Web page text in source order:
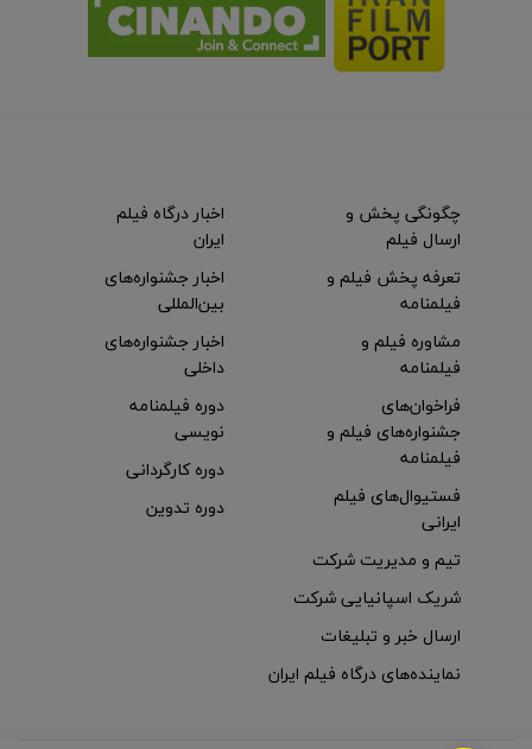
چگونگی پخش و
ارسال فیلم
تعرفه پخش فیلم و
فیلمنامه
مشاوره فیلم و
فیلمنامه
اخبار درگاه فیلم
ایران
اخبار جشنواره‌های
بین‌المللی
اخبار جشنواره‌های
داخلی
فراخوان‌های
جشنواره‌های فیلم و
فیلمنامه
فستیوال‌های فیلم
ایرانی
دوره فیلمنامه
نویسی
دوره کارگردانی
دوره تدوین
تیم و مدیریت شرکت
شریک اسپانیایی شرکت
ارسال خبر و تبلیغات
نماینده‌های درگاه فیلم ایران